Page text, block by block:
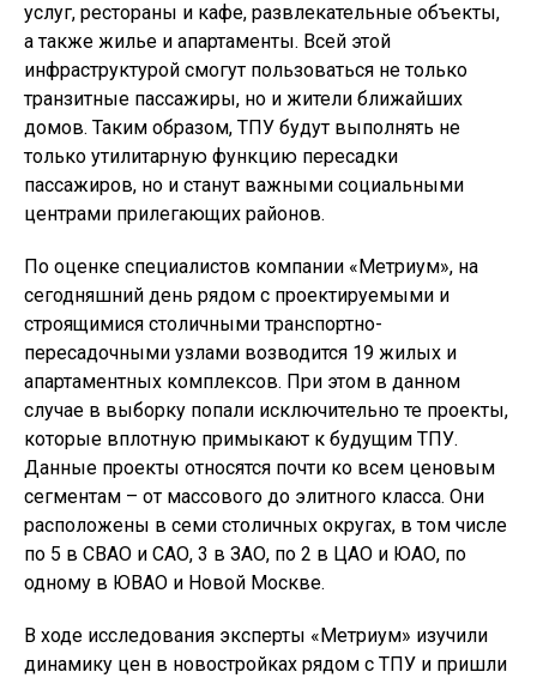
услуг, рестораны и кафе, развлекательные объекты,
а также жилье и апартаменты. Всей этой
инфраструктурой смогут пользоваться не только
транзитные пассажиры, но и жители ближайших
домов. Таким образом, ТПУ будут выполнять не
только утилитарную функцию пересадки
пассажиров, но и станут важными социальными
центрами прилегающих районов.
По оценке специалистов компании «Метриум», на
сегодняшний день рядом с проектируемыми и
строящимися столичными транспортно-
пересадочными узлами возводится 19 жилых и
апартаментных комплексов. При этом в данном
случае в выборку попали исключительно те проекты,
которые вплотную примыкают к будущим ТПУ.
Данные проекты относятся почти ко всем ценовым
сегментам – от массового до элитного класса. Они
расположены в семи столичных округах, в том числе
по 5 в СВАО и САО, 3 в ЗАО, по 2 в ЦАО и ЮАО, по
одному в ЮВАО и Новой Москве.
В ходе исследования эксперты «Метриум» изучили
динамику цен в новостройках рядом с ТПУ и пришли